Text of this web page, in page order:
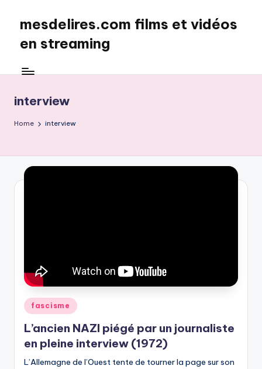
content
mesdelires.com films et vidéos
en streaming
:
et
complet
français
interview
Home interview
Posted
in
fascisme
L’ancien NAZI piégé par un journaliste
en pleine interview (1972)
L’Allemagne de l’Ouest tente de tourner la page sur son